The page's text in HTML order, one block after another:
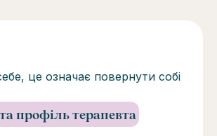
це означає повернути собі
профіль терапевта